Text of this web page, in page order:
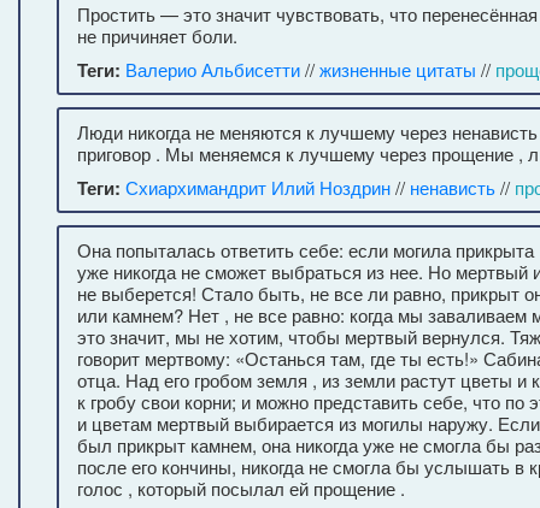
Простить — это значит чувствовать, что
не причиняет боли.
Теги: Валерио Альбисетти//жизненные цитаты //
Люди никогда не меняются к лучшему через
приговор . Мы меняемся к лучшему через прощение ,
Теги: Схиархимандрит Илий Ноздрин// ненависть//
Она попыталась ответить себе: если могила
уже никогда не сможет выбраться из нее. Но мертвый
не выберется! Стало быть, не все ли равно, прикрыт
или камнем? Нет , не все равно: когда мы заваливаем
это значит, мы не хотим, чтобы мертвый вернулся.
говорит мертвому: «Останься там, где ты есть!»
отца. Над его гробом земля , из земли растут цветы и
к гробу свои корни; и можно представить себе, что по
и цветам мертвый выбирается из могилы наружу.
был прикрыт камнем, она никогда уже не смогла бы
после его кончины, никогда не смогла бы услышать в
голос , который посылал ей прощение .